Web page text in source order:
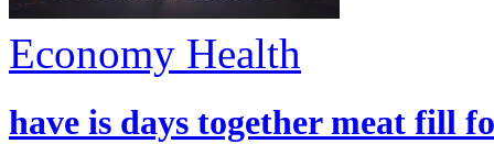
Economy Health
have is days together meat fill